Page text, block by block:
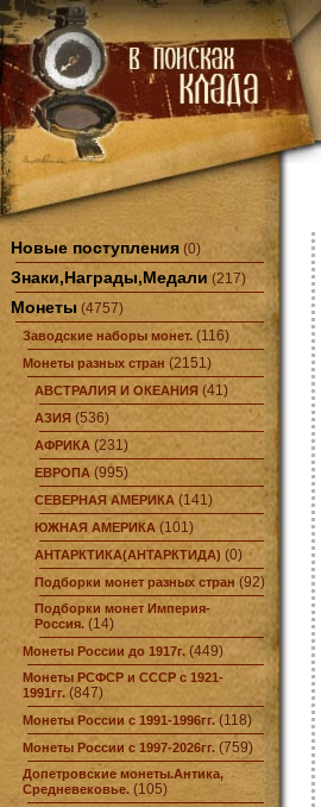
Новые поступления (0)
Знаки,Награды,Медали (217)
Монеты (4757)
Заводские наборы монет. (116)
Монеты разных стран (2151)
АВСТРАЛИЯ И ОКЕАНИЯ (41)
АЗИЯ (536)
АФРИКА (231)
ЕВРОПА (995)
СЕВЕРНАЯ АМЕРИКА (141)
ЮЖНАЯ АМЕРИКА (101)
АНТАРКТИКА(АНТАРКТИДА) (0)
Подборки монет разных стран (92)
Подборки монет Империя-
Россия. (14)
Монеты России до 1917г. (449)
Монеты РСФСР и СССР с 1921-
1991гг. (847)
Монеты России с 1991-1996гг. (118)
Монеты России с 1997-2026гг. (759)
Допетровские монеты.Антика,
Средневековье. (105)